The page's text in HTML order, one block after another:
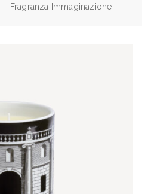
Fragranza Immaginazione